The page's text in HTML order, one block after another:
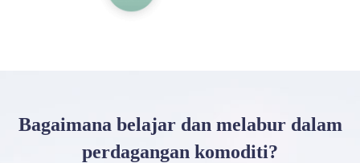
Bagaimana belajar dan melabur dalam
perdagangan komoditi?